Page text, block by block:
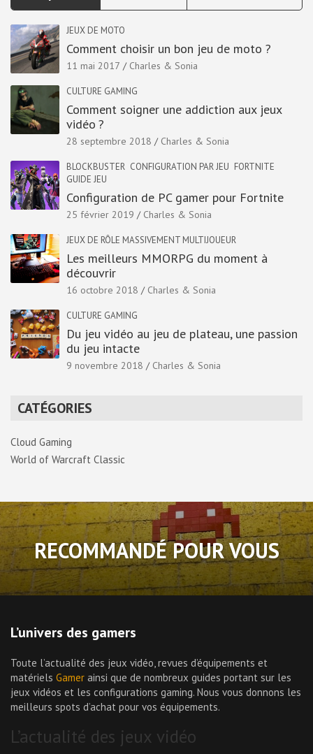
JEUX DE MOTO
Comment choisir un bon jeu de moto ?
11 mai 2017 Charles & Sonia
CULTURE GAMING
Comment soigner une addiction aux jeux
vidéo ?
28 septembre 2018 Charles & Sonia
BLOCKBUSTER CONFIGURATION PAR JEU FORTNITE
GUIDE JEU
Configuration de PC gamer pour Fortnite
25 février 2019 Charles & Sonia
JEUX DE RÔLE MASSIVEMENT MULTIJOUEUR
Les meilleurs MMORPG du moment à
découvrir
16 octobre 2018 Charles & Sonia
CULTURE GAMING
Du jeu vidéo au jeu de plateau, une passion
du jeu intacte
9 novembre 2018 Charles & Sonia
CATÉGORIES
Cloud Gaming
World of Warcraft Classic
RECOMMANDÉ POUR VOUS
L’univers des gamers
Toute l’actualité des jeux vidéo, revues d’équipements et
matériels Gamer ainsi que de nombreux guides portant sur les
jeux vidéos et les configurations gaming. Nous vous donnons les
meilleurs spots d’achat pour vos équipements.
L’actualité des jeux vidéo